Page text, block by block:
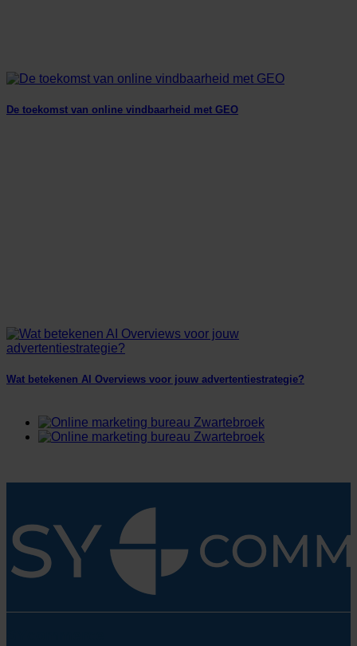
De toekomst van online vindbaarheid met GEO
Wat betekenen AI Overviews voor jouw advertentiestrategie?